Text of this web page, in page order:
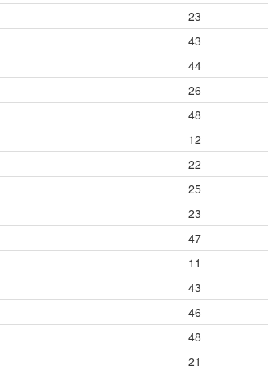
23
43
44
26
48
12
22
25
23
47
11
43
46
48
21